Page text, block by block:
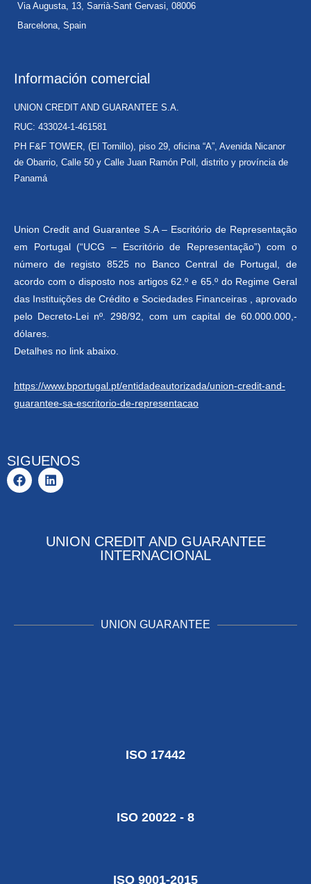
Via Augusta, 13, Sarrià-Sant Gervasi, 08006
Barcelona, Spain
Información comercial
UNION CREDIT AND GUARANTEE S.A.
RUC: 433024-1-461581
PH F&F TOWER, (El Tornillo), piso 29, oficina “A”, Avenida Nicanor
de Obarrio, Calle 50 y Calle Juan Ramón Poll, distrito y província de
Panamá
Union Credit and Guarantee S.A – Escritório de Representação
em Portugal (“UCG – Escritório de Representação”) com o
número de registo 8525 no Banco Central de Portugal, de
acordo com o disposto nos artigos 62.º e 65.º do Regime Geral
das Instituições de Crédito e Sociedades Financeiras , aprovado
pelo Decreto-Lei nº. 298/92, com um capital de 60.000.000,-
dólares.
Detalhes no link abaixo.
https://www.bportugal.pt/entidadeautorizada/union-credit-and-
guarantee-sa-escritorio-de-representacao
SIGUENOS
UNION CREDIT AND GUARANTEE
INTERNACIONAL
UNION GUARANTEE
ISO 17442
ISO 20022 - 8
ISO 9001-2015